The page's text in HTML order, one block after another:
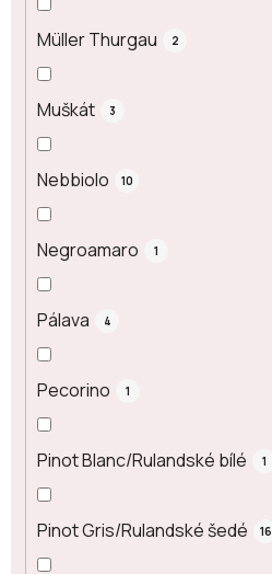
Müller Thurgau 2
Muškát 3
Nebbiolo 10
Negroamaro 1
Pálava 4
Pecorino 1
Pinot Blanc/Rulandské bílé 1
Pinot Gris/Rulandské šedé 16